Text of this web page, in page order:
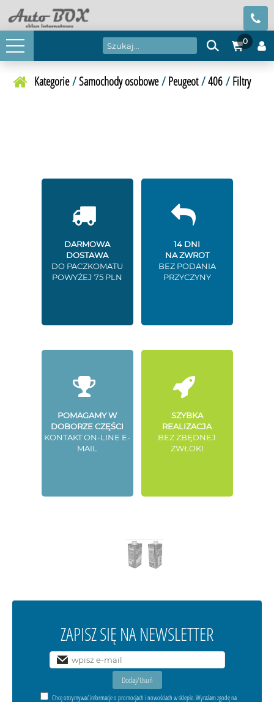
0
Kategorie/Samochody osobowe/ Peugeot/406/ Filtry
DARMOWA
DOSTAWA
DO PACZKOMATU
POWYŻEJ 75 PLN
14 DNI
NA ZWROT
BEZ PODANIA
PRZYCZYNY
POMAGAMY W
DOBORZE CZĘŚCI
KONTAKT ON-LINE E-
MAIL
SZYBKA
REALIZACJA
BEZ ZBĘDNEJ
ZWŁOKI
ZAPISZ SIĘ NA NEWSLETTER
Chcę otrzymywać informacje o promocjach i nowościach w sklepie. Wyrażam zgodę na